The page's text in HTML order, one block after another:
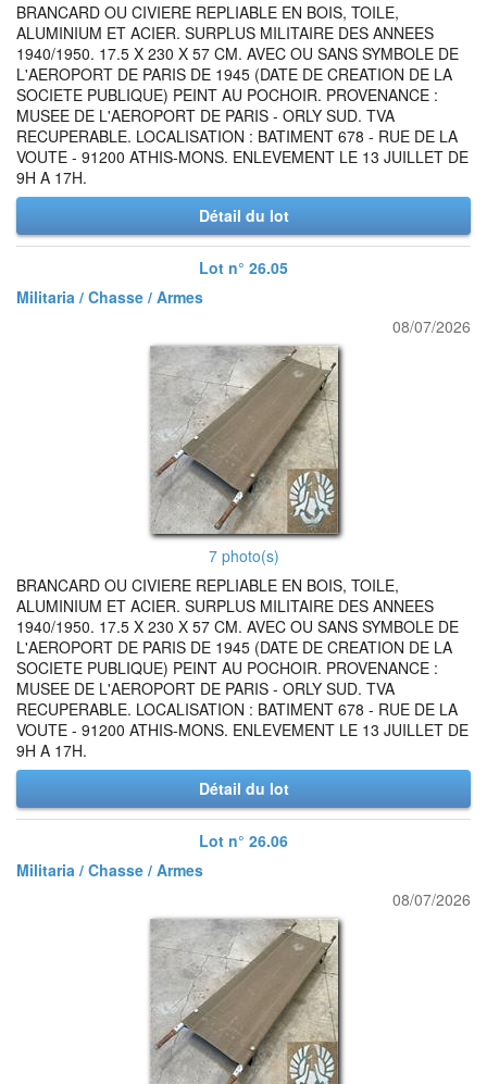
BRANCARD OU CIVIERE REPLIABLE EN BOIS, TOILE,
ALUMINIUM ET ACIER. SURPLUS MILITAIRE DES ANNEES
1940/1950. 17.5 X 230 X 57 CM. AVEC OU SANS SYMBOLE DE
L'AEROPORT DE PARIS DE 1945 (DATE DE CREATION DE LA
SOCIETE PUBLIQUE) PEINT AU POCHOIR. PROVENANCE :
MUSEE DE L'AEROPORT DE PARIS - ORLY SUD. TVA
RECUPERABLE. LOCALISATION : BATIMENT 678 - RUE DE LA
VOUTE - 91200 ATHIS-MONS. ENLEVEMENT LE 13 JUILLET DE
9H A 17H.
Détail du lot
Lot n° 26.05
Militaria / Chasse / Armes
08/07/2026
7 photo(s)
BRANCARD OU CIVIERE REPLIABLE EN BOIS, TOILE,
ALUMINIUM ET ACIER. SURPLUS MILITAIRE DES ANNEES
1940/1950. 17.5 X 230 X 57 CM. AVEC OU SANS SYMBOLE DE
L'AEROPORT DE PARIS DE 1945 (DATE DE CREATION DE LA
SOCIETE PUBLIQUE) PEINT AU POCHOIR. PROVENANCE :
MUSEE DE L'AEROPORT DE PARIS - ORLY SUD. TVA
RECUPERABLE. LOCALISATION : BATIMENT 678 - RUE DE LA
VOUTE - 91200 ATHIS-MONS. ENLEVEMENT LE 13 JUILLET DE
9H A 17H.
Détail du lot
Lot n° 26.06
Militaria / Chasse / Armes
08/07/2026